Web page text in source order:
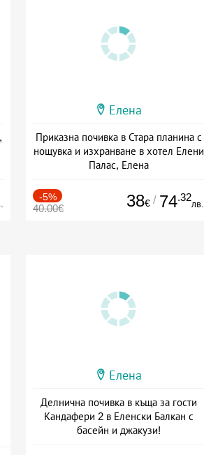
Елена
Приказна почивка в Стара планина с
нощувка и изхранване в хотел Елени
Палас, Елена
-5%
40.00€ 38€ / 74.32
лв.
Елена
Делнична почивка в къща за гости
Кандафери 2 в Еленски Балкан с
басейн и джакузи!